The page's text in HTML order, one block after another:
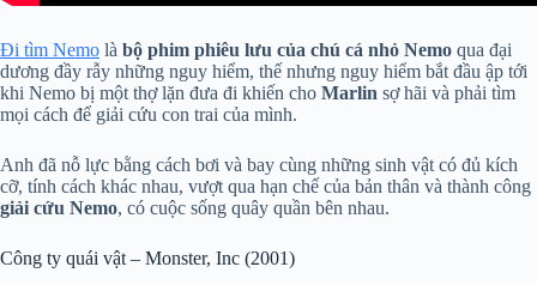
Đi tìm Nemo là bộ phim phiêu lưu của chú cá nhỏ Nemo qua đại
dương đầy rẫy những nguy hiểm, thế nhưng nguy hiểm bắt đầu ập tới
khi Nemo bị một thợ lặn đưa đi khiến cho Marlin sợ hãi và phải tìm
mọi cách để giải cứu con trai của mình.
Anh đã nỗ lực bằng cách bơi và bay cùng những sinh vật có đủ kích
cỡ, tính cách khác nhau, vượt qua hạn chế của bản thân và thành công
giải cứu Nemo, có cuộc sống quây quần bên nhau.
Công ty quái vật – Monster, Inc (2001)